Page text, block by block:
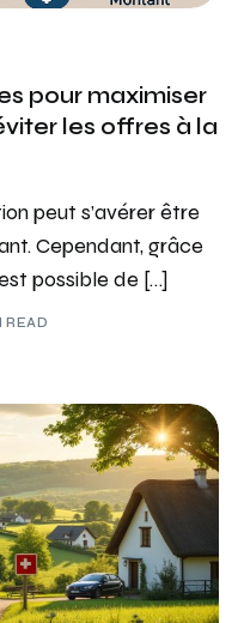
pour maximiser
les offres à la
peut s’avérer être
Cependant, grâce
possible de […]
READ